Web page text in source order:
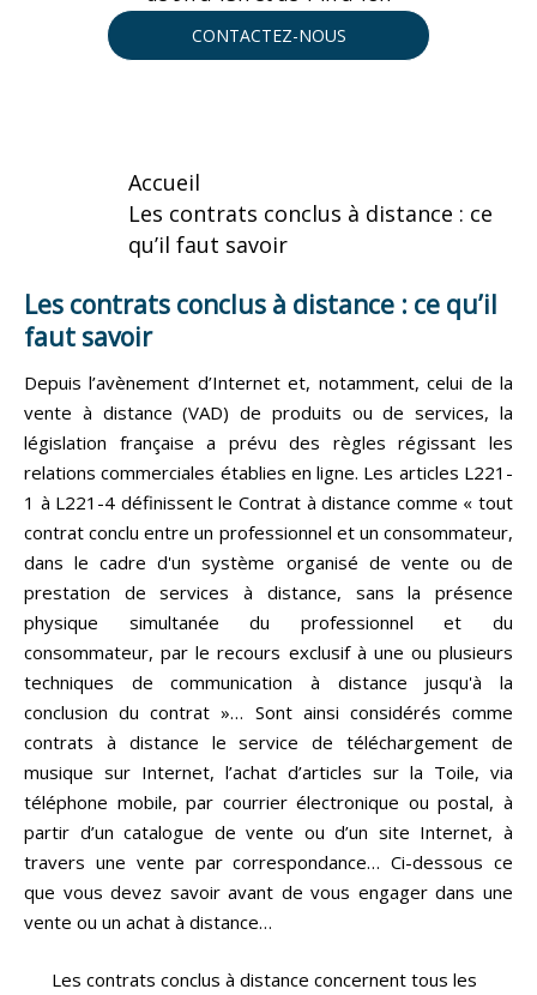
CONTACTEZ-NOUS
Accueil
Les contrats conclus à distance : ce
qu’il faut savoir
Les contrats conclus à distance : ce qu’il
faut savoir
Depuis l’avènement d’Internet et, notamment, celui de la
vente à distance (VAD) de produits ou de services, la
législation française a prévu des règles régissant les
relations commerciales établies en ligne. Les articles L221-
1 à L221-4 définissent le Contrat à distance comme « tout
contrat conclu entre un professionnel et un consommateur,
dans le cadre d'un système organisé de vente ou de
prestation de services à distance, sans la présence
physique simultanée du professionnel et du
consommateur, par le recours exclusif à une ou plusieurs
techniques de communication à distance jusqu'à la
conclusion du contrat »… Sont ainsi considérés comme
contrats à distance le service de téléchargement de
musique sur Internet, l’achat d’articles sur la Toile, via
téléphone mobile, par courrier électronique ou postal, à
partir d’un catalogue de vente ou d’un site Internet, à
travers une vente par correspondance… Ci-dessous ce
que vous devez savoir avant de vous engager dans une
vente ou un achat à distance…
Les contrats conclus à distance concernent tous les